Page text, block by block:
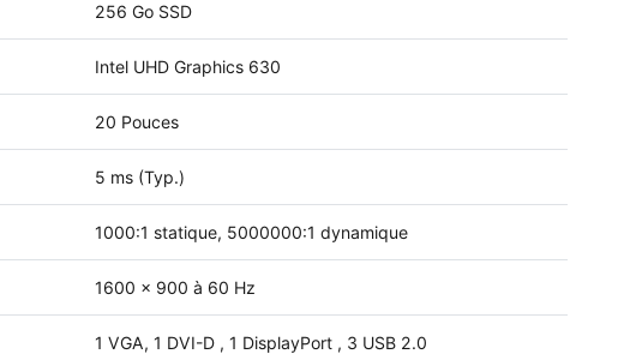
256 Go SSD
Intel UHD Graphics 630
20 Pouces
5 ms (Typ.)
1000:1 statique, 5000000:1 dynamique
1600 x 900 à 60 Hz
1 VGA, 1 DVI-D , 1 DisplayPort , 3 USB 2.0